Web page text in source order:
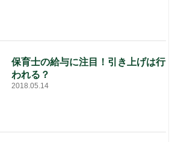
保育士の給与に注目！引き上げは行
われる？
2018.05.14